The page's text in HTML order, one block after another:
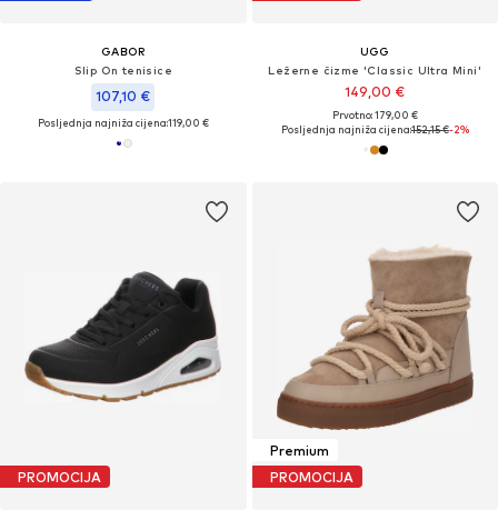
GABOR
Slip On tenisice
107,10 €
Posljednja najniža cijena:119,00 €
UGG
Ležerne čizme 'Classic Ultra Mini'
149,00 €
Prvotno: 179,00 €
Posljednja najniža cijena:152,15 €-2%
PROMOCIJA
Premium
PROMOCIJA